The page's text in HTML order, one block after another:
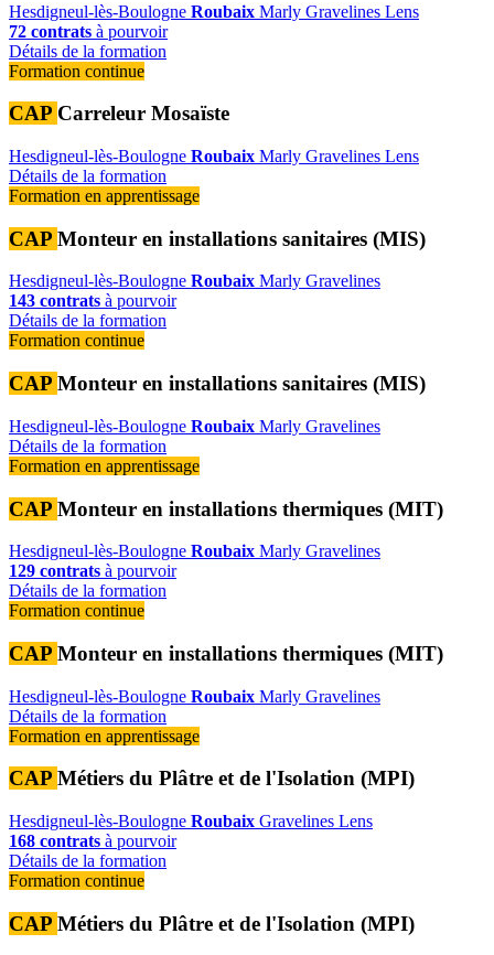
Hesdigneul-lès-Boulogne Roubaix Marly Gravelines Lens
72 contrats à pourvoir
Détails de la formation
Formation continue
CAP Carreleur Mosaïste
Hesdigneul-lès-Boulogne Roubaix Marly Gravelines Lens
Détails de la formation
Formation en apprentissage
CAP Monteur en installations sanitaires (MIS)
Hesdigneul-lès-Boulogne Roubaix Marly Gravelines
143 contrats à pourvoir
Détails de la formation
Formation continue
CAP Monteur en installations sanitaires (MIS)
Hesdigneul-lès-Boulogne Roubaix Marly Gravelines
Détails de la formation
Formation en apprentissage
CAP Monteur en installations thermiques (MIT)
Hesdigneul-lès-Boulogne Roubaix Marly Gravelines
129 contrats à pourvoir
Détails de la formation
Formation continue
CAP Monteur en installations thermiques (MIT)
Hesdigneul-lès-Boulogne Roubaix Marly Gravelines
Détails de la formation
Formation en apprentissage
CAP Métiers du Plâtre et de l'Isolation (MPI)
Hesdigneul-lès-Boulogne Roubaix Gravelines Lens
168 contrats à pourvoir
Détails de la formation
Formation continue
CAP Métiers du Plâtre et de l'Isolation (MPI)